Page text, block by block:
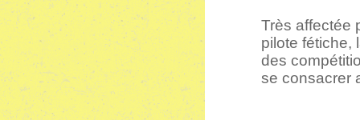
Très affectée
pilote fétiche,
des
se consacrer